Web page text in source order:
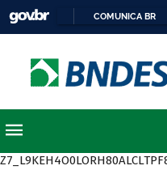
COMUNICA BR